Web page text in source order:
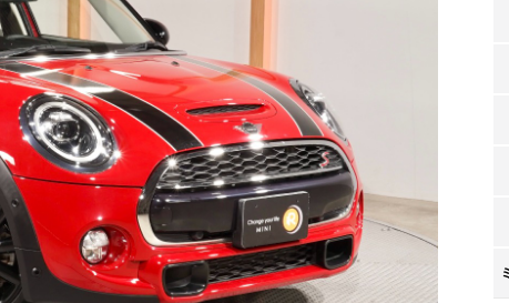
BMWミニ買取査定依頼
ローバーミニ買取査定依頼
308.7
50 万円
84 回
2 回
残価
支払回数
ボーナス支払回数/年
内訳